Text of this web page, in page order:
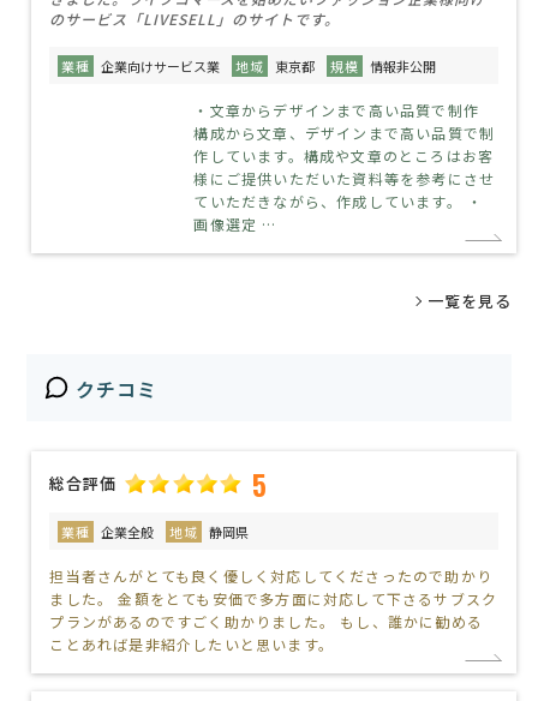
のサービス「LIVESELL」のサイトです。
業種 企業向けサービス業 地域 東京都 規模 情報非公開
・文章からデザインまで高い品質で制作
構成から文章、デザインまで高い品質で制
作しています。構成や文章のところはお客
様にご提供いただいた資料等を参考にさせ
ていただきながら、作成しています。 ・
画像選定 …
一覧を見る
クチコミ
総合評価 5
業種 企業全般 地域 静岡県
担当者さんがとても良く優しく対応してくださったので助かり
ました。 金額をとても安価で多方面に対応して下さるサブスク
プランがあるのですごく助かりました。 もし、誰かに勧める
ことあれば是非紹介したいと思います。